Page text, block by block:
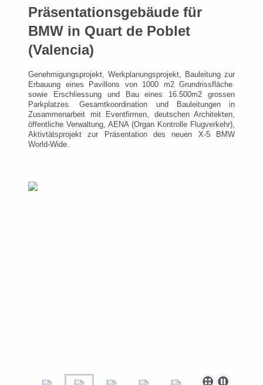
Präsentationsgebäude für
BMW in Quart de Poblet
(Valencia)
Genehmigungsprojekt, Werkplanungsprojekt, Bauleitung zur
Erbauung eines Pavillons von 1000 m2 Grundrissfläche
sowie Erschliessung und Bau eines 16.500m2 grossen
Parkplatzes. Gesamtkoordination und Bauleitungen in
Zusammenarbeit mit Eventfirmen, deutschen Architekten,
öffentliche Verwaltung, AENA (Organ Kontrolle Flugverkehr),
Aktivtätsprojekt zur Präsentation des neuen X-5 BMW
World-Wide.